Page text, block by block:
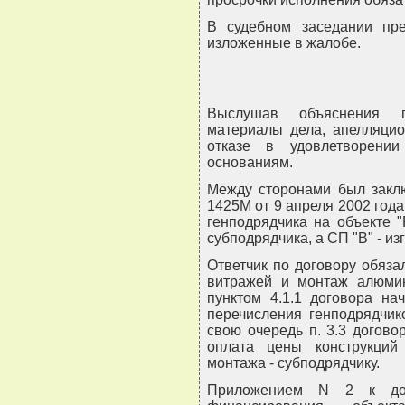
В судебном заседании
изложенные в жалобе.
Выслушав объяснения
материалы дела,
отказе в
основаниям.
Между сторонами был
1425М от 9 апреля 2002
генподрядчика на объекте
субподрядчика, а СП "В" -
Ответчик по договору
витражей и монтаж
пунктом 4.1.1 договора
перечисления
свою очередь п. 3.3
оплата цены
монтажа - субподрядчику.
Приложением N 2 к